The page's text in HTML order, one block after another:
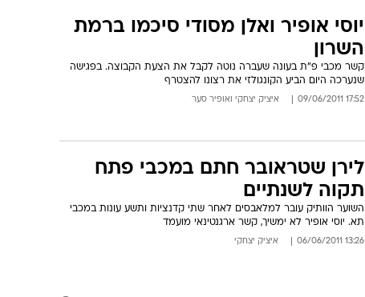
יוסי אופיר ואלן מסודי סיכמו ברמת
השרון
קשר מכבי פ"ת בעונה שעברה נוטה לקבל את הצעת הקבוצה. בפגישה
שנערכה היום הביע הקונגולזי את רצונו להצטרף
17:52 09/06/2011 איציק יצחקי אופיר סער
לירן שטראובר חתם במכבי פתח
תקוה לשנתיים
השוער הוותיק עובר למלאבסים לאחר שתי קדנציות ותשע עונות במכבי
תא. יוסי אופיר לא ימשיך, קשר ארגנטינאי מועמד
13:26 06/06/2011 איציק יצחקי